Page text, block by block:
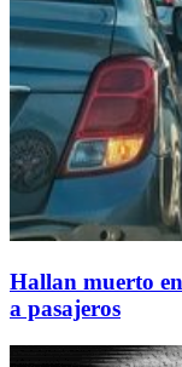
Hallan muerto
a pasajeros